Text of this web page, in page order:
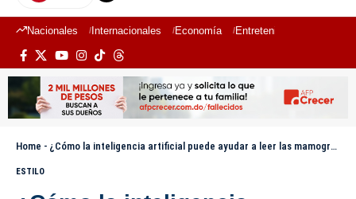
Nacionales Internacionales Economía Entretenimiento
Home - ¿Cómo la inteligencia artificial puede ayudar a leer las mamografías?
ESTILO